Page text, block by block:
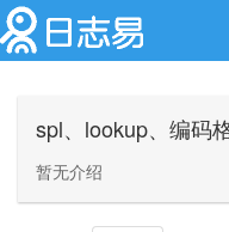
spl、lookup、编码
暂无介绍